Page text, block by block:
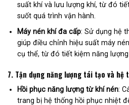
suất khí và lưu lượng khí, từ đó
suốt quá trình vận hành.
Máy nén khí đa cấp: Sử dụng hệ
giúp điều chỉnh hiệu suất máy
cụ thể, từ đó tiết kiệm năng lượng
7. Tận dụng năng lượng tái tạo và hệ
Hồi phục năng lượng từ khí nén:
trang bị hệ thống hồi phục nhiệt